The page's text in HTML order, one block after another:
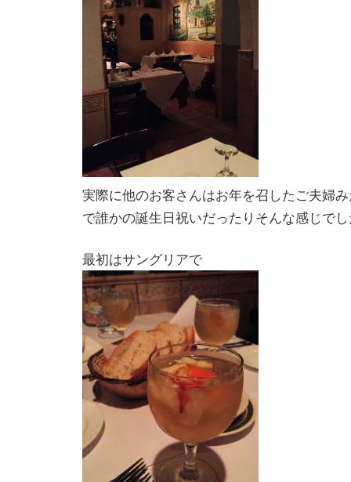
実際に他のお客さんはお年を召したご夫婦
で誰かの誕生日祝いだったりそんな感じで
最初はサングリアで